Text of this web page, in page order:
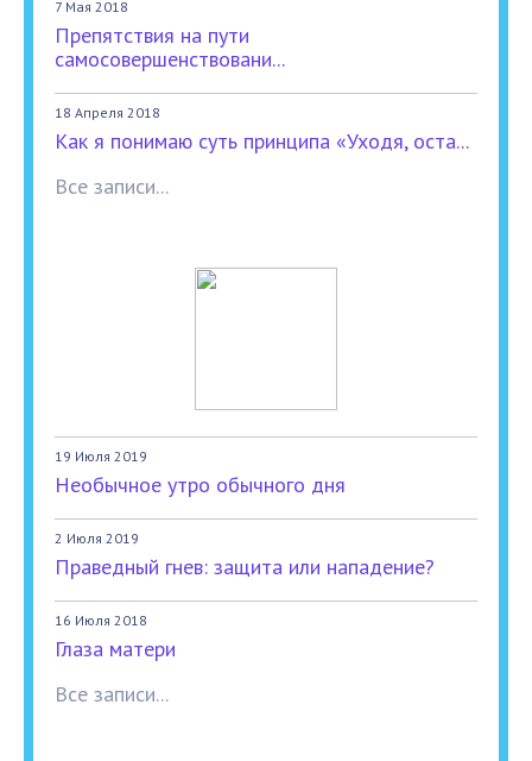
7 Мая 2018
Препятствия на пути
самосовершенствовани...
18 Апреля 2018
Как я понимаю суть принципа «Уходя, оста...
Все записи...
19 Июля 2019
Необычное утро обычного дня
2 Июля 2019
Праведный гнев: защита или нападение?
16 Июля 2018
Глаза матери
Все записи...